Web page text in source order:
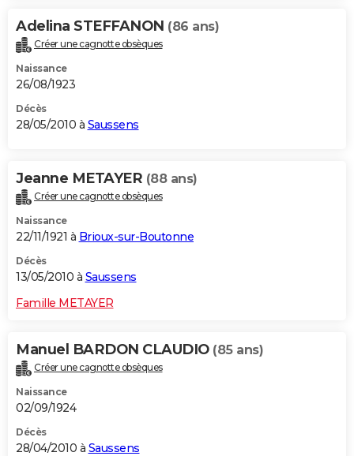
Adelina STEFFANON (86 ans)
Créer une cagnotte obsèques
Naissance
26/08/1923
Décès
28/05/2010 à Saussens
Jeanne METAYER (88 ans)
Créer une cagnotte obsèques
Naissance
22/11/1921 à Brioux-sur-Boutonne
Décès
13/05/2010 à Saussens
Famille METAYER
Manuel BARDON CLAUDIO (85 ans)
Créer une cagnotte obsèques
Naissance
02/09/1924
Décès
28/04/2010 à Saussens